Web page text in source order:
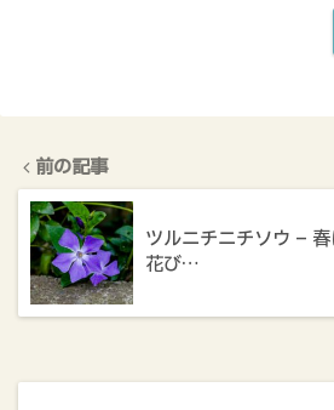
前の記事
ツルニチニチソウ –
花び…